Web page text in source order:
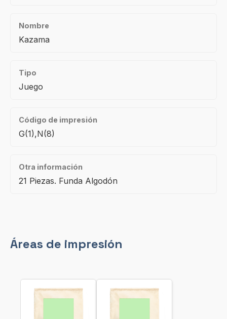
Nombre
Kazama
Tipo
Juego
Código de impresión
G(1),N(8)
Otra información
21 Piezas. Funda Algodón
Áreas de impresión